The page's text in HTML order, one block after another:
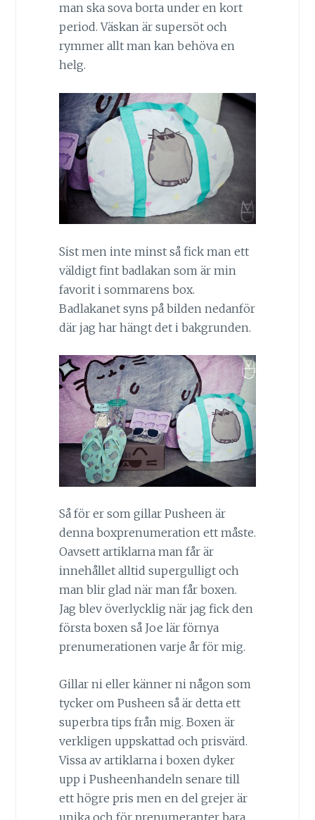
man ska sova borta under en kort
period. Väskan är supersöt och
rymmer allt man kan behöva en
helg.
Sist men inte minst så fick man ett
väldigt fint badlakan som är min
favorit i sommarens box.
Badlakanet syns på bilden nedanför
där jag har hängt det i bakgrunden.
Så för er som gillar Pusheen är
denna boxprenumeration ett måste.
Oavsett artiklarna man får är
innehållet alltid supergulligt och
man blir glad när man får boxen.
Jag blev överlycklig när jag fick den
första boxen så Joe lär förnya
prenumerationen varje år för mig.
Gillar ni eller känner ni någon som
tycker om Pusheen så är detta ett
superbra tips från mig. Boxen är
verkligen uppskattad och prisvärd.
Vissa av artiklarna i boxen dyker
upp i Pusheenhandeln senare till
ett högre pris men en del grejer är
unika och för prenumeranter bara.